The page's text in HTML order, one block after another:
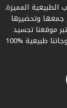
الطبيعية المميزة.
جمعها وتحضيرها
سنة . حيث يُـعتبر موقعنا تجسيد
واعقي لفـروع معشبتنا على الأنترنيت. جميع منتوجاتنا طبيعية %100